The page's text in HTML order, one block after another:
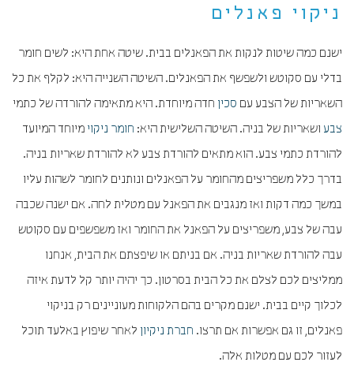
ניקוי פאנלים
ישנם כמה שיטות לנקות את הפאנלים בבית. שיטה אחת היא: לשים חומר
בדלי עם סקוטש ולשפשף את הפאנלים. השיטה השנייה היא: לקלף את כל
השאריות של הצבע עם סכין חדה מיוחדת. היא מתאימה להורדה של כתמי
צבע ושאריות של בניה. השיטה השלישית היא: חומר ניקוי מיוחד המיועד
להורדת כתמי צבע. הוא מתאים להורדת צבע לא להורדת שאריות בניה.
בדרך כלל משפריצים מהחומר על הפאנלים ונותנים לחומר לשהות עליו
במשך כמה דקות ואז מנגבים את הפאנל עם מטלית לחה. אם ישנה שכבה
עבה של צבע, משפריצים על הפאנל את החומר ואז משפשפים עם סקוטש
עבה להורדת שאריות בניה. אם בניתם או שיפצתם את הבית, אנחנו
ממליצים לכם לצלם את כל הבית בסרטון. כך יהיה יותר קל לדעת איזה
לכלוך קיים בבית. ישנם מקרים בהם הלקוחות מעוניינים רק בניקוי
פאנלים, זו גם אפשרות אם תרצו. חברת ניקיון לאחר שיפוץ באלעד תוכל
לעזור לכם עם מטלות אלה.